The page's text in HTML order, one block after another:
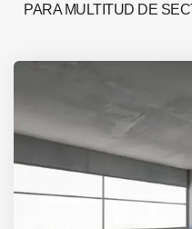
PARA MULTITUD DE